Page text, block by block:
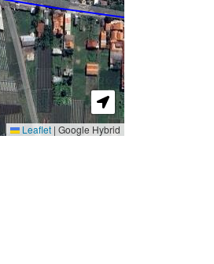
Leaflet | Google Hybrid